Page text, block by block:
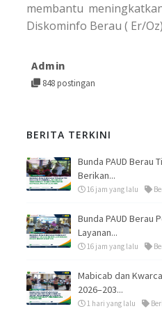
membantu
Diskominfo Berau ( Er/
Admin
848 postingan
BERITA TERKINI
Bunda PAUD Berau
Berikan...
16 jam yang lalu
Bunda PAUD Berau
Layanan...
16 jam yang lalu
Mabicab dan
2026–203...
1 hari yang lalu